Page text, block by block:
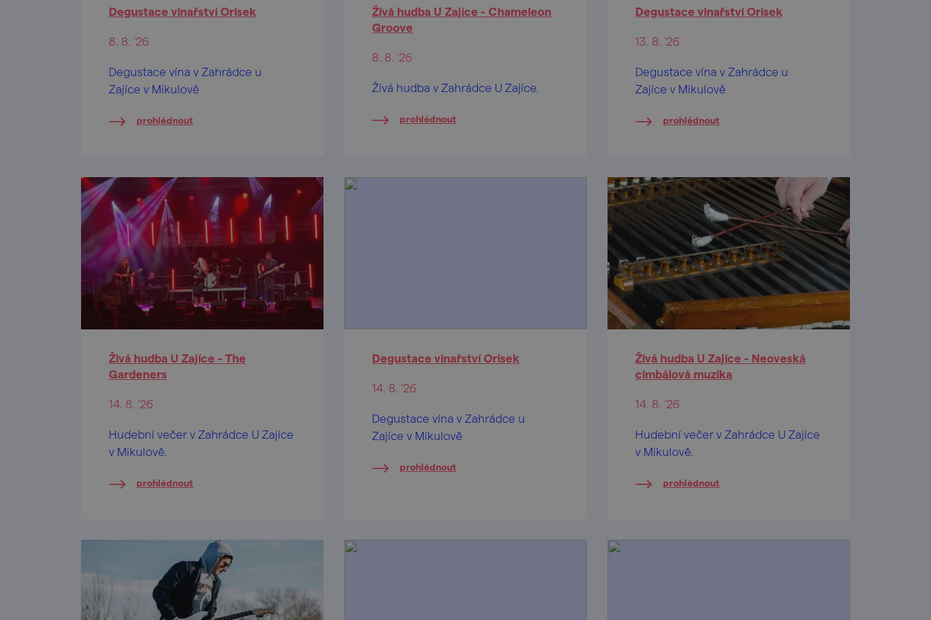
Degustace vinařství Orisek
8. 8. '26
Degustace vína v Zahrádce u
Zajíce v Mikulově
prohlédnout
Živá hudba U Zajíce - Chameleon
Groove
8. 8. '26
Živá hudba v Zahrádce U Zajíce.
prohlédnout
Degustace vinařství Orisek
13. 8. '26
Degustace vína v Zahrádce u
Zajíce v Mikulově
prohlédnout
Živá hudba U Zajíce - The
Gardeners
14. 8. '26
Hudební večer v Zahrádce U Zajíce
v Mikulově.
prohlédnout
Degustace vinařství Orisek
14. 8. '26
Degustace vína v Zahrádce u
Zajíce v Mikulově
prohlédnout
Živá hudba U Zajíce - Neoveská
cimbálová muzika
14. 8. '26
Hudební večer v Zahrádce U Zajíce
v Mikulově.
prohlédnout